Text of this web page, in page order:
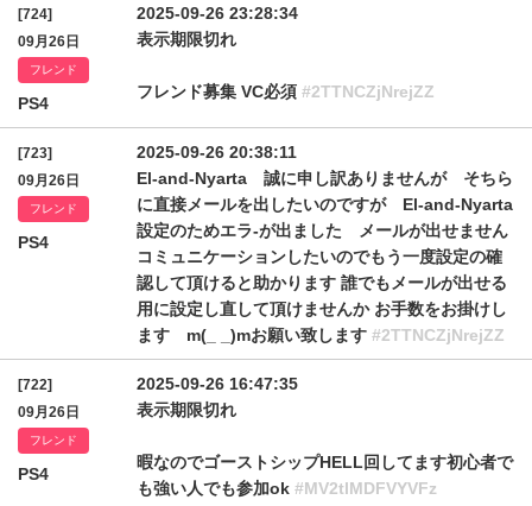
[724]
09月26日
フレンド
PS4
2025-09-26 23:28:34
表示期限切れ
フレンド募集 VC必須 #2TTNCZjNrejZZ
[723]
09月26日
フレンド
PS4
2025-09-26 20:38:11
El-and-Nyarta 誠に申し訳ありませんが そちら
に直接メールを出したいのですが El-and-Nyarta
設定のためエラ-が出ました メールが出せません
コミュニケーションしたいのでもう一度設定の確
認して頂けると助かります 誰でもメールが出せる
用に設定し直して頂けませんか お手数をお掛けし
ます m(_ _)mお願い致します #2TTNCZjNrejZZ
[722]
09月26日
フレンド
PS4
2025-09-26 16:47:35
表示期限切れ
暇なのでゴーストシップHELL回してます初心者で
も強い人でも参加ok #MV2tlMDFVYVFz